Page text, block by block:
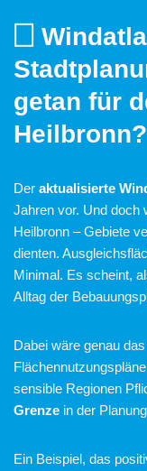
🗌
getan für
Heilbronn?
Der aktualisierte
Jahren vor. Und doch
Heilbronn – Gebiete
dienten.
Minimal. Es scheint,
Alltag der
Dabei wäre genau
sensible Regionen
Grenze in der
Ein Beispiel, das